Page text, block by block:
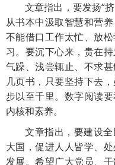
文章指出，要发扬“
从书本中汲取智慧和营
不能借口工作太忙、放
习。要沉下心来，贵在
气躁、浅尝辄止、不求
几页书，只要坚持下去
步以至千里。数字阅读
内核和素养。
文章指出，要建设
大国，促进人人皆学、
发展。希望广大党员、